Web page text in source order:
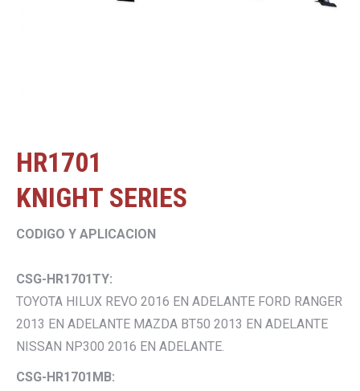
HR1701
KNIGHT SERIES
CODIGO Y APLICACION
CSG-HR1701TY:
TOYOTA HILUX REVO 2016 EN ADELANTE FORD RANGER
2013 EN ADELANTE MAZDA BT50 2013 EN ADELANTE
NISSAN NP300 2016 EN ADELANTE.
CSG-HR1701MB: